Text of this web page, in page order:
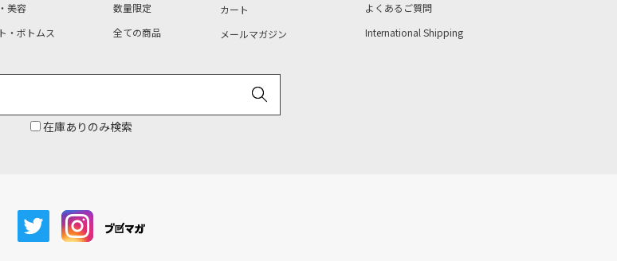
美容
・ボトムス
数量限定
全ての商品
カート
メールマガジン
よくあるご質問
International Shipping
在庫ありのみ検索